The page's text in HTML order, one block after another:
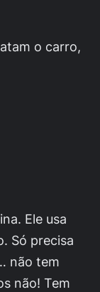
o carro,
Ele usa
Só precisa
não tem
não! Tem